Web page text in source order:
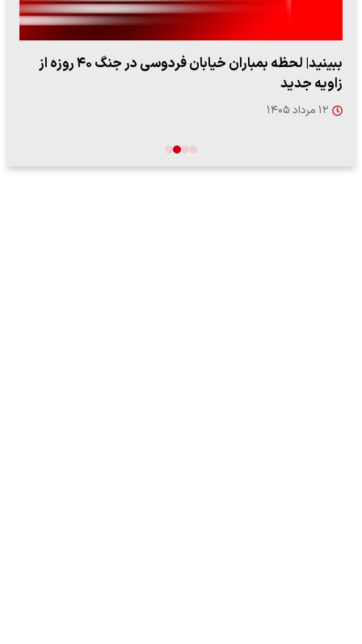
ببینید| لحظه بمباران خیابان فردوسی در جنگ ۴۰ روزه از
زاویه جدید
۱۲ مرداد ۱۴۰۵